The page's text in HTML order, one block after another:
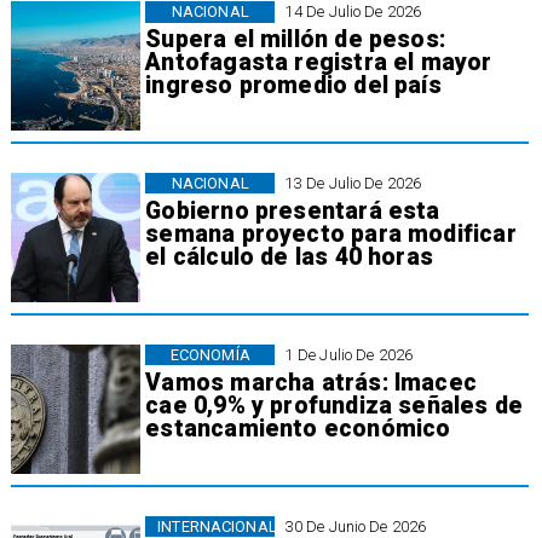
14 De Julio De 2026
Supera el millón de pesos:
Antofagasta registra el mayor
ingreso promedio del país
NACIONAL
13 De Julio De 2026
Gobierno presentará esta
semana proyecto para modificar
el cálculo de las 40 horas
NACIONAL
1 De Julio De 2026
Vamos marcha atrás: Imacec
cae 0,9% y profundiza señales de
estancamiento económico
ECONOMÍA
30 De Junio De 2026
INTERNACIONAL